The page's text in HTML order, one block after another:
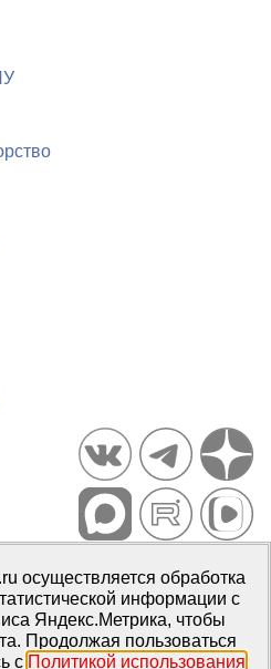
PsyJournals.ru, 2007–2026
Эл № ФС77-66447 от 14 июля
осуществляется обработка
информации с
Яндекс.Метрика, чтобы
Продолжая пользоваться
с Политикой использования